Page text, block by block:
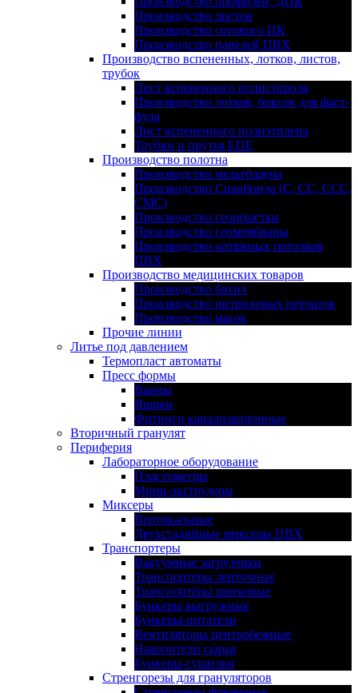
Производство листов
Производство сотового ПК
Производство панелей ПВХ
Производство вспененных, лотков, листов,
трубок
Лист вспененного полистирола
Производство лотков, боксов для фаст-
фуда
Лист вспененного полиэтилена
Трубки и прутья ЕПЕ
Производство полотна
Производство мельтблауна
Производство Спанбонда (С, СС, ССС,
СМС)
Производство георешетки
Производство геомембраны
Производство натяжных потолков
ПВХ
Производство медицинских товаров
Производство бахил
Производство нитриловых перчаток
Производство масок
Прочие линии
Литье под давлением
Термопласт автоматы
Пресс формы
Ванны
Ящики
Фитинги канализационные
Вторичный гранулят
Периферия
Лабораторное оборудование
Пластометры
Мини-экструдеры
Миксеры
Вертикальные
Двухстадийные миксеры ПВХ
Транспортеры
Вакуумные загрузчики
Транспортеры ленточные
Транспортёры шнековые
Бункеры выгружные
Бункеры-питатели
Вентиляторы центробежные
Накопители сырья
Бункеры-сушилки
Стренгорезы для грануляторов